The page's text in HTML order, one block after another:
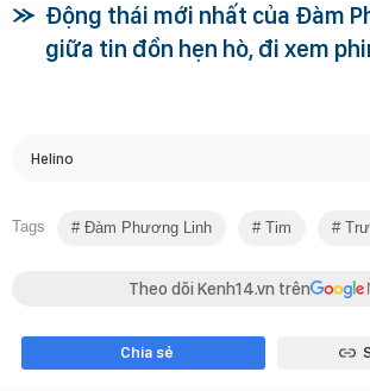
Động thái mới nhất của Đàm
giữa tin đồn hẹn hò, đi xem
Helino
Tags Đàm Phương Linh Tim
Theo dõi Kenh14.vn trên
Chia sẻ